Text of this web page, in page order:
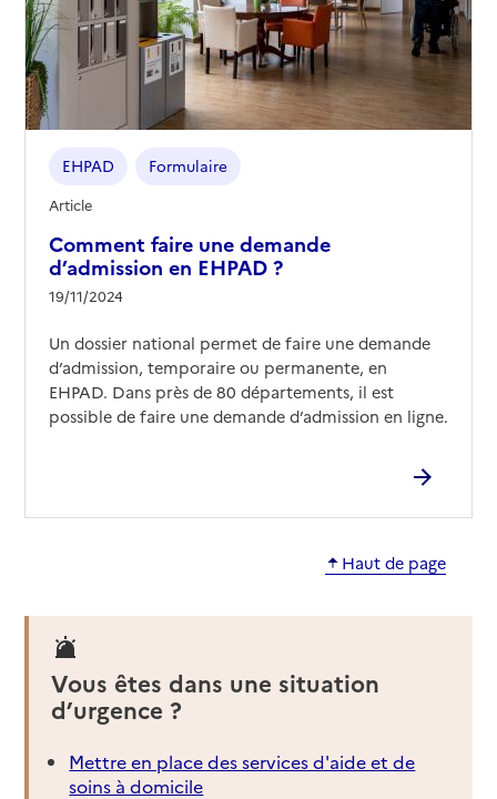
Comment faire une demande
d’admission en EHPAD ?
19/11/2024
EHPAD Formulaire
Article
Un dossier national permet de faire une demande
d’admission, temporaire ou permanente, en
EHPAD. Dans près de 80 départements, il est
possible de faire une demande d’admission en ligne.
Haut de page
Vous êtes dans une situation
d’urgence ?
Mettre en place des services d'aide et de
soins à domicile